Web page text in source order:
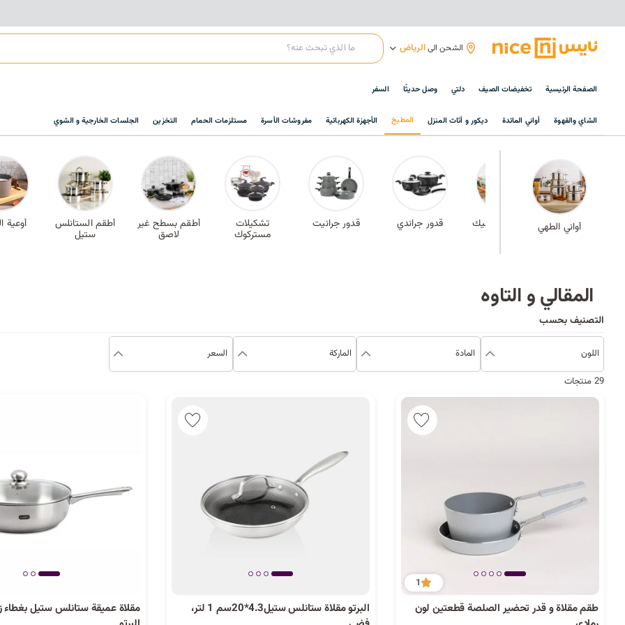
الشحن الىالرياض
الصفحة الرئيسية تخفيضات الصيف دلتي وصل حديثًا السفر
الشاي والقهوة أواني المائدة ديكور و أثاث المنزل المطبخ الأجهزة الكهربائية مفروشات الأسرة مستلزمات الحمام التخزين الجلسات الخارجية و الشوي
أواني الطهيمقالي حديد أطقم السيراميك قدور جراندي قدور جرانيت تشكيلات
مستركوك
أطقم بسطح غير
لاصق
أطقم الستانلس
ستيل
أوعية
المقالي و التاوه
التصنيف بحسب
اللون المادة الماركة السعر
29 منتجات
1
طقم مقلاة و قدر تحضير الصلصة قطعتين لون
البرتو مقلاة ستانلس ستيل4.3*20سم 1 لتر،
مقلاة عميقة ستانلس ستيل